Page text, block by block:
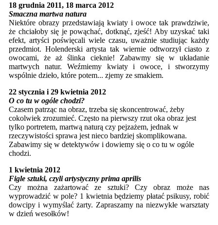
18 grudnia 2011, 18 marca 2012
Smaczna martwa natura
Niektóre obrazy przedstawiają kwiaty i owoce tak prawdziwie,
że chciałoby się je powąchać, dotknąć, zjeść! Aby uzyskać taki
efekt, artyści poświęcali wiele czasu, uważnie studiując każdy
przedmiot. Holenderski artysta tak wiernie odtworzył ciasto z
owocami, że aż ślinka cieknie! Zabawmy się w układanie
martwych natur. Weźmiemy kwiaty i owoce, i stworzymy
wspólnie dzieło, które potem... zjemy ze smakiem.
22 stycznia i 29 kwietnia 2012
O co tu w ogóle chodzi?
Czasem patrząc na obraz, trzeba się skoncentrować, żeby
cokolwiek zrozumieć. Często na pierwszy rzut oka obraz jest
tylko portretem, martwą naturą czy pejzażem, jednak w
rzeczywistości sprawa jest nieco bardziej skomplikowana.
Zabawimy się w detektywów i dowiemy się o co tu w ogóle
chodzi.
1 kwietnia 2012
Figle sztuki, czyli artystyczny prima aprilis
Czy można zażartować ze sztuki? Czy obraz może nas
wyprowadzić w pole? 1 kwietnia będziemy płatać psikusy, robić
dowcipy i wymyślać żarty. Zapraszamy na niezwykłe warsztaty
w dzień wesołków!